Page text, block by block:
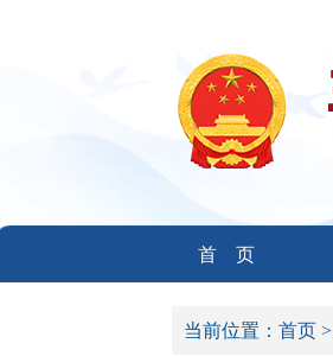
首 页
当前位置： 首页 >